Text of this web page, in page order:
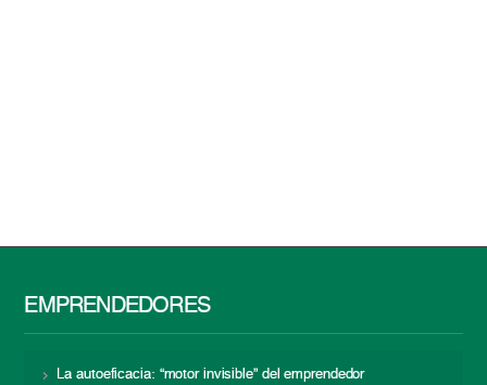
EMPRENDEDORES
La autoeficacia: “motor invisible” del emprendedor